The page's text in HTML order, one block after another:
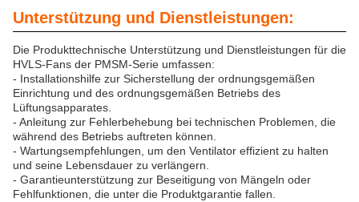
Unterstützung und Dienstleistungen:
Die Produkttechnische Unterstützung und Dienstleistungen für die
HVLS-Fans der PMSM-Serie umfassen:
- Installationshilfe zur Sicherstellung der ordnungsgemäßen
Einrichtung und des ordnungsgemäßen Betriebs des
Lüftungsapparates.
- Anleitung zur Fehlerbehebung bei technischen Problemen, die
während des Betriebs auftreten können.
- Wartungsempfehlungen, um den Ventilator effizient zu halten
und seine Lebensdauer zu verlängern.
- Garantieunterstützung zur Beseitigung von Mängeln oder
Fehlfunktionen, die unter die Produktgarantie fallen.